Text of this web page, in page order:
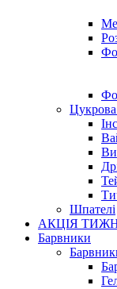
Шпателі
АКЦІЯ
Барвники